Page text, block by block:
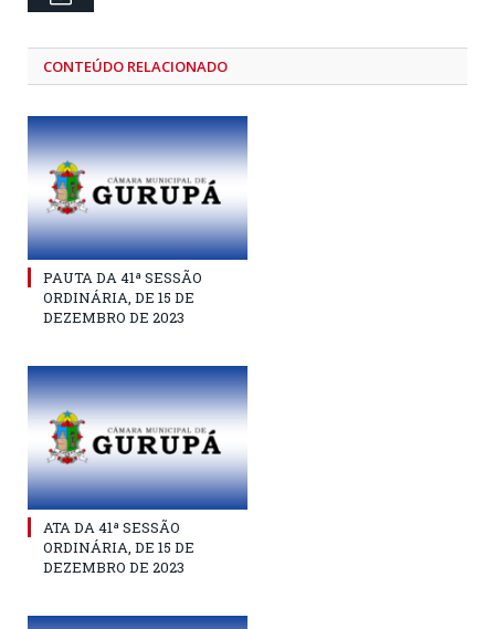
CONTEÚDO RELACIONADO
PAUTA DA 41ª SESSÃO
ORDINÁRIA, DE 15 DE
DEZEMBRO DE 2023
ATA DA 41ª SESSÃO
ORDINÁRIA, DE 15 DE
DEZEMBRO DE 2023